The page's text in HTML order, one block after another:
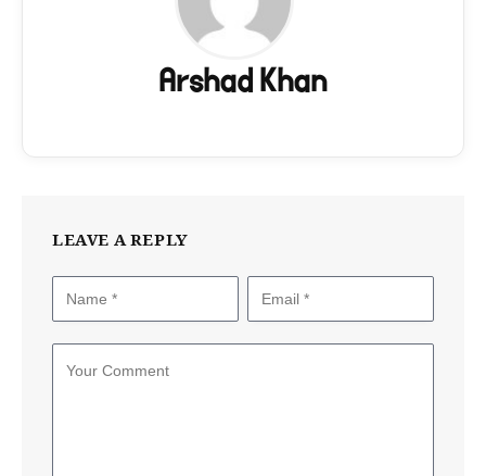
Arshad Khan
LEAVE A REPLY